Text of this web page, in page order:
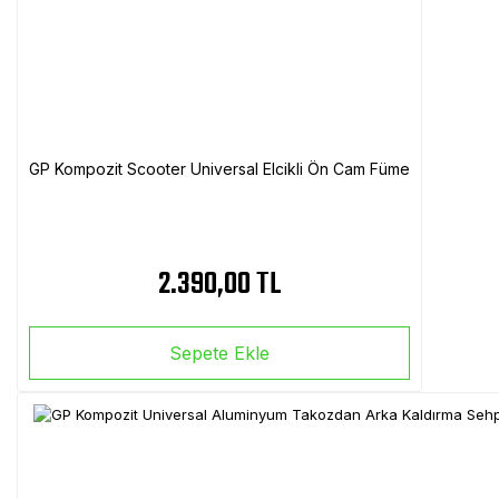
GP Kompozit Scooter Universal Elcikli Ön Cam Füme
2.390,00 TL
Sepete Ekle